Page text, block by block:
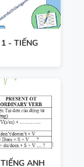
- TIẾNG
ANH